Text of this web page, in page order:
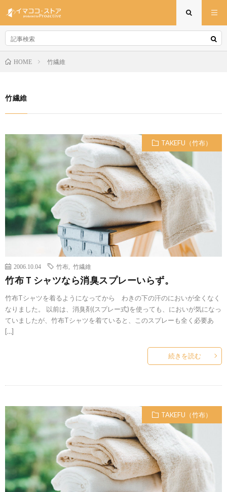
HOME 竹繊維
竹繊維
TAKEFU（竹布）
2006.10.04 竹布 竹繊維
竹布Ｔシャツなら消臭スプレーいらず。
竹布Tシャツを着るようになってから わきの下の汗のにおいが全くなく
なりました。 以前は、消臭剤(スプレー式)を使っても、においが気になっ
ていましたが、竹布Tシャツを着ていると、このスプレーも全く必要あ
[…]
続きを読む
TAKEFU（竹布）